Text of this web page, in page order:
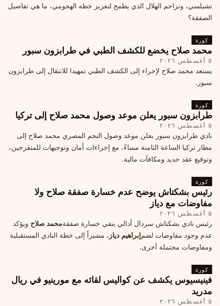
تشيلسي، وتزاحم الهلال الذي يطمح لتعزيز خطه الهجومي، ما هي تفاصيل
الصفقة؟
كورة
محمد صلاح يخضع للكشف الطبي في طرابزون سبور
٥ أغسطس ٢٠٢٦
يستعد محمد صلاح لإجراء إلى الكشف الطبي تمهيدا للانتقال إلى طرابزون
سبور.
كورة
طرابزون سبور يعلن موعد وصول محمد صلاح إلى تركيا
٥ أغسطس ٢٠٢٦
نادي طرابزون سبور يعلن موعد وصول النجم المصري محمد صلاح إلى
مطار تركيا الساعة الثامنة مساءً، مع إجراءات أمان وتوجيهات للمتفرجين،
وتوقيع عقد جديد ومكافآت مالية.
كورة
رئيس بشكتاش يوضح عدم خسارة صفقة صلاح ولا
مفاوضات مع دياز
٥ أغسطس ٢٠٢٦
رئيس نادي بشكتاش سردال أدالي ينفي خسارة صفقةمحمد صلاح ويؤكد
عدم وجود مفاوضات لضمإبراهيم دياز ، مشيراً إلى خطة النادي المستقبلية
ومفاوضات محتملة أخرى.
كورة
فينيسيوس يكشف عن كواليس لقائه مع مورينيو في ريال
مدريد
٥ أغسطس ٢٠٢٦